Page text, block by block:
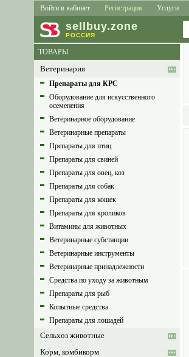
Войти в кабинет Регистрация Услуги
sell buy.zone
РОССИЯ
ТОВАРЫ
Ветеринария
Препараты для КРС
Оборудование для искусственного
осеменения
Ветеринарное оборудование
Ветеринарные препараты
Препараты для птиц
Препараты для свиней
Препараты для овец, коз
Препараты для собак
Препараты для кошек
Препараты для кроликов
Витамины для животных
Ветеринарные субстанции
Ветеринарные инструменты
Ветеринарные принадлежности
Средства по уходу за животным
Препараты для рыб
Копытные средства
Препараты для лошадей
Сельхоз животные
Корм, комбикорм